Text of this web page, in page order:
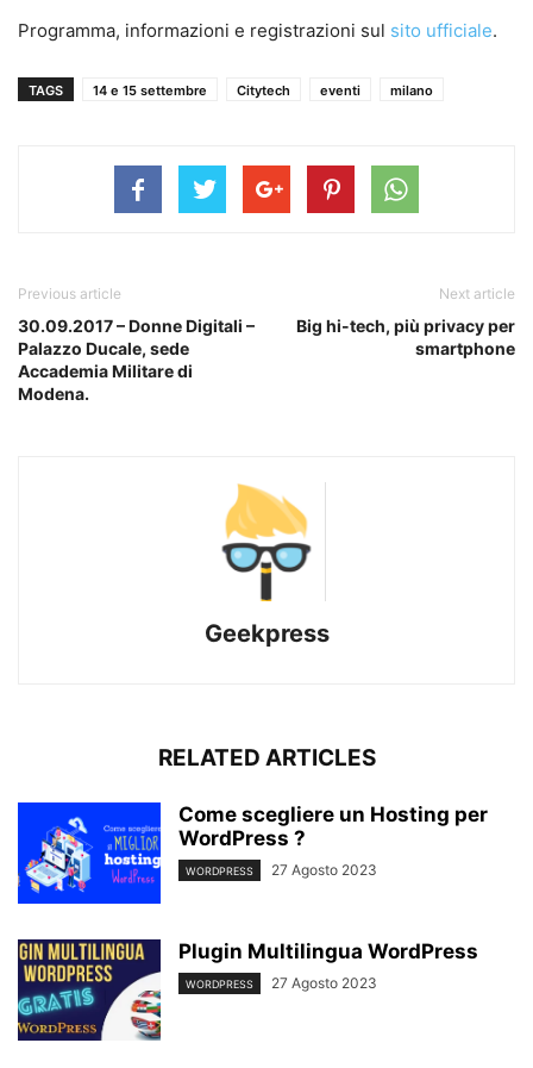
Programma, informazioni e registrazioni sul sito ufficiale.
TAGS 14 e 15 settembre Citytech eventi milano
Previous article
30.09.2017 – Donne Digitali –
Palazzo Ducale, sede
Accademia Militare di
Modena.
Next article
Big hi-tech, più privacy per
smartphone
Geekpress
RELATED ARTICLES
Come scegliere un Hosting per
WordPress ?
WORDPRESS 27 Agosto 2023
Plugin Multilingua WordPress
WORDPRESS 27 Agosto 2023